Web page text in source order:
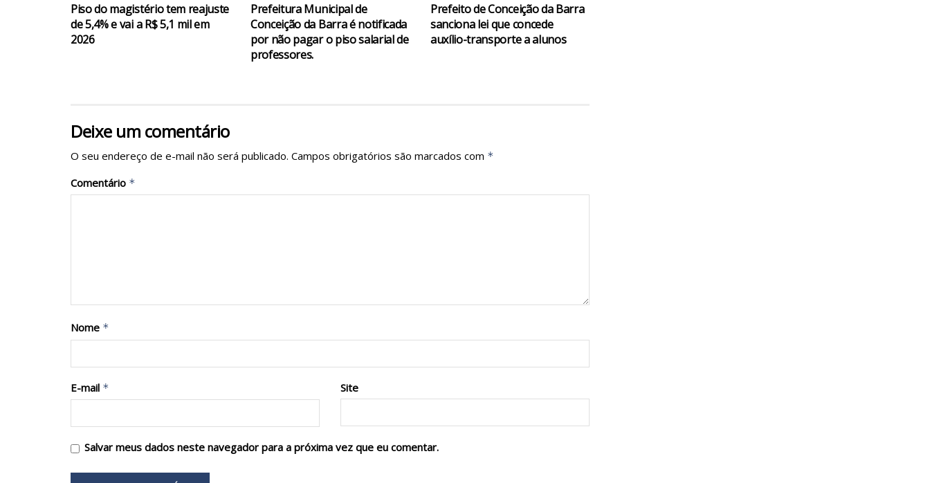
Piso do magistério tem reajuste
de 5,4% e vai a R$ 5,1 mil em
2026
Prefeitura Municipal de
Conceição da Barra é notificada
por não pagar o piso salarial de
professores.
Prefeito de Conceição da Barra
sanciona lei que concede
auxílio-transporte a alunos
Deixe um comentário
O seu endereço de e-mail não será publicado. Campos obrigatórios são marcados com *
Comentário *
Nome *
E-mail * Site
Salvar meus dados neste navegador para a próxima vez que eu comentar.